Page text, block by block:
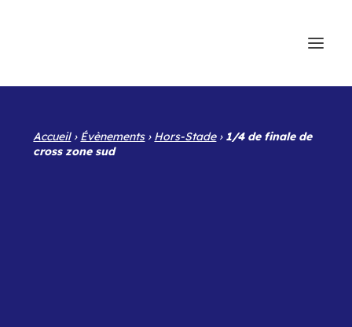
Accueil› Évènements› Hors-Stade› 1/4 de finale de
cross zone sud